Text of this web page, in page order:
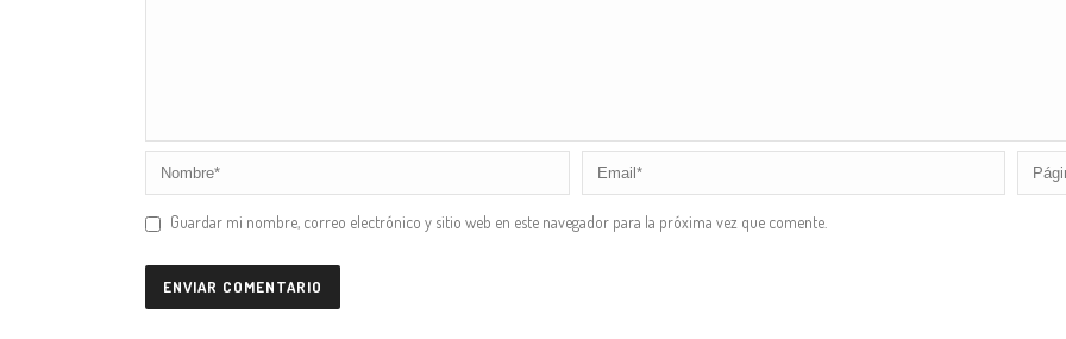
Guardar mi nombre, correo electrónico y sitio web en este navegador para la próxima vez que comente.